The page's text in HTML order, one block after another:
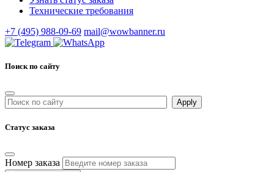
Технические требования
+7 (495) 988-09-69 mail@wowbanner.ru
Поиск по сайту
Статус заказа
Номер заказа